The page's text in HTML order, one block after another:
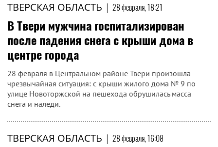
ТВЕРСКАЯ ОБЛАСТЬ | 28 февраля, 18:21
В Твери мужчина госпитализирован
после падения снега с крыши дома в
центре города
28 февраля в Центральном районе Твери произошла
чрезвычайная ситуация: с крыши жилого дома № 9 по
улице Новоторжской на пешехода обрушилась масса
снега и наледи.
ТВЕРСКАЯ ОБЛАСТЬ | 28 февраля, 16:08